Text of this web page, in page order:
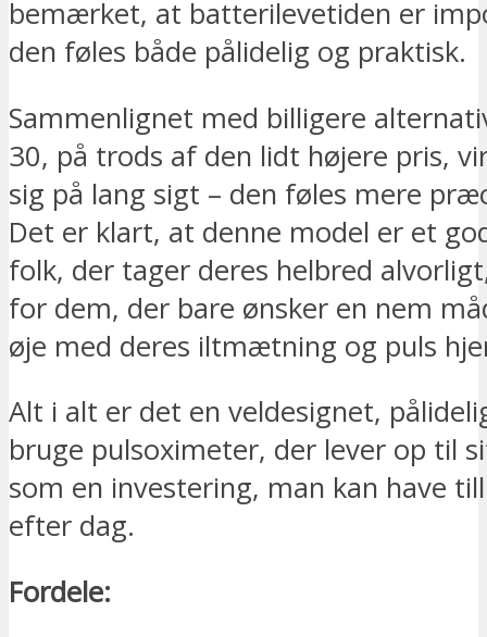
bemærket, at batterilevetiden er
den føles både pålidelig og praktisk.
Sammenlignet med billigere
30, på trods af den lidt højere pris,
sig på lang sigt – den føles mere
Det er klart, at denne model er et
folk, der tager deres helbred
for dem, der bare ønsker en nem
øje med deres iltmætning og puls
Alt i alt er det en veldesignet,
bruge pulsoximeter, der lever op til
som en investering, man kan have
efter dag.
Fordele: